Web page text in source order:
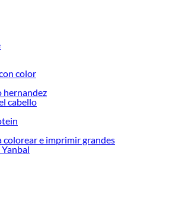
color
hernandez
cabello
colorear e imprimir grandes